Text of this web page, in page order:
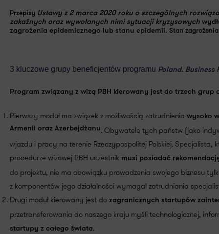
Przepisy Ustawy z 2 marca 2020 roku o szczególnych
zakaźnych oraz wywołanych nimi sytuacji kryzysowych
zagrożenia epidemicznego lub stanu epidemii. Stan
3 kluczowe grupy beneficjentów programu Poland. Business
Program związany z wizą PBH kierowany jest do trzech
Pierwszy moduł ma związek z możliwością zatrudnienia wysoko
Armenii oraz Azerbejdżanu. Obywatele tych państw (jako
wjazdu i pracy na terenie Rzeczypospolitej Polskiej.
procedurze wizowej PBH uczestnik musi posiadać
do projektu, nie ma obowiązku prowadzenia swojego biznesu
z komponentów jego działalności wymagał zatrudniania
Drugi moduł kierowany jest do zagranicznych startupów
przetransferowania do naszego kraju myśli technologicznej,
startupy z całego świata.